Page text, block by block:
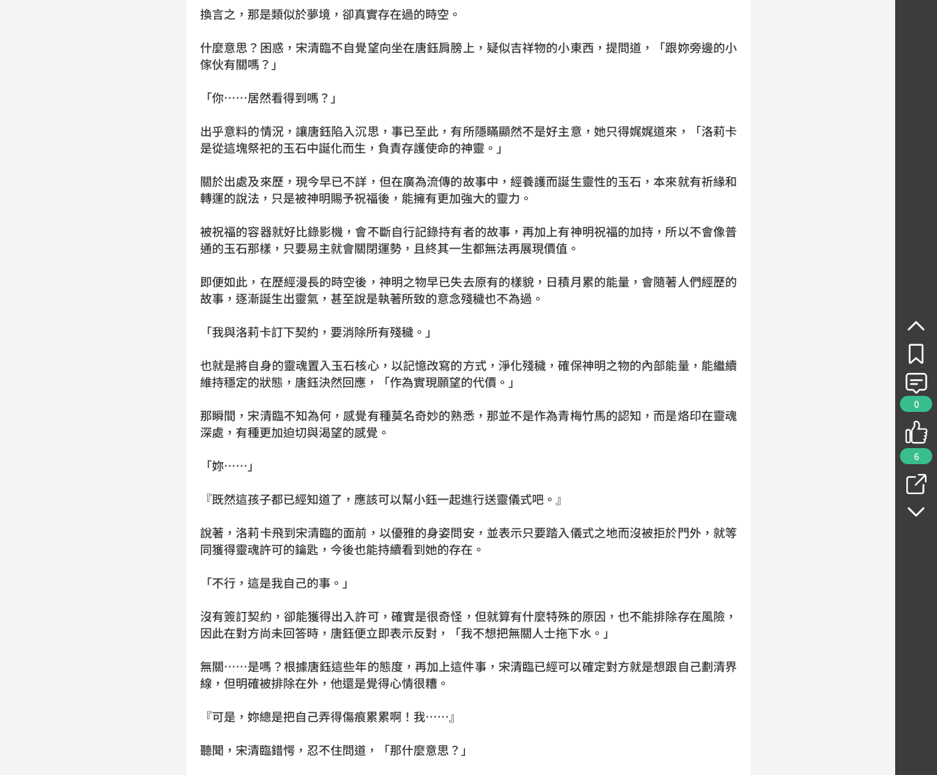
0
6
換言之，那是類似於夢境，卻真實存在過的時空。
什麼意思？困惑，宋清臨不自覺望向坐在唐鈺肩膀上，疑似吉祥物的小東西，提問道，「跟妳旁邊的小
傢伙有關嗎？」
「你……居然看得到嗎？」
出乎意料的情況，讓唐鈺陷入沉思，事已至此，有所隱瞞顯然不是好主意，她只得娓娓道來，「洛莉卡
是從這塊祭祀的玉石中誕化而生，負責存護使命的神靈。」
關於出處及來歷，現今早已不詳，但在廣為流傳的故事中，經養護而誕生靈性的玉石，本來就有祈緣和
轉運的說法，只是被神明賜予祝福後，能擁有更加強大的靈力。
被祝福的容器就好比錄影機，會不斷自行記錄持有者的故事，再加上有神明祝福的加持，所以不會像普
通的玉石那樣，只要易主就會關閉運勢，且終其一生都無法再展現價值。
即便如此，在歷經漫長的時空後，神明之物早已失去原有的樣貌，日積月累的能量，會隨著人們經歷的
故事，逐漸誕生出靈氣，甚至說是執著所致的意念殘穢也不為過。
「我與洛莉卡訂下契約，要消除所有殘穢。」
也就是將自身的靈魂置入玉石核心，以記憶改寫的方式，淨化殘穢，確保神明之物的內部能量，能繼續
維持穩定的狀態，唐鈺決然回應，「作為實現願望的代價。」
那瞬間，宋清臨不知為何，感覺有種莫名奇妙的熟悉，那並不是作為青梅竹馬的認知，而是烙印在靈魂
深處，有種更加迫切與渴望的感覺。
「妳……」
『既然這孩子都已經知道了，應該可以幫小鈺一起進行送靈儀式吧。』
說著，洛莉卡飛到宋清臨的面前，以優雅的身姿問安，並表示只要踏入儀式之地而沒被拒於門外，就等
同獲得靈魂許可的鑰匙，今後也能持續看到她的存在。
「不行，這是我自己的事。」
沒有簽訂契約，卻能獲得出入許可，確實是很奇怪，但就算有什麼特殊的原因，也不能排除存在風險，
因此在對方尚未回答時，唐鈺便立即表示反對，「我不想把無關人士拖下水。」
無關……是嗎？根據唐鈺這些年的態度，再加上這件事，宋清臨已經可以確定對方就是想跟自己劃清界
線，但明確被排除在外，他還是覺得心情很糟。
『可是，妳總是把自己弄得傷痕累累啊！我……』
聽聞，宋清臨錯愕，忍不住問道，「那什麼意思？」